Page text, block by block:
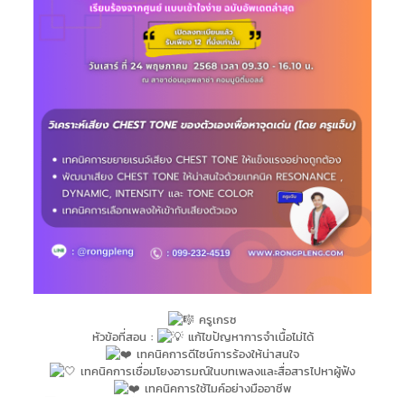
ครูเกรซ
หัวข้อที่สอน :
แก้ไขปัญหาการจำเนื้อไม่ได้
เทคนิคการดีไซน์การร้องให้น่าสนใจ
เทคนิคการเชื่อมโยงอารมณ์ในบทเพลงและสื่อสารไปหาผู้ฟัง
เทคนิคการใช้ไมค์อย่างมืออาชีพ